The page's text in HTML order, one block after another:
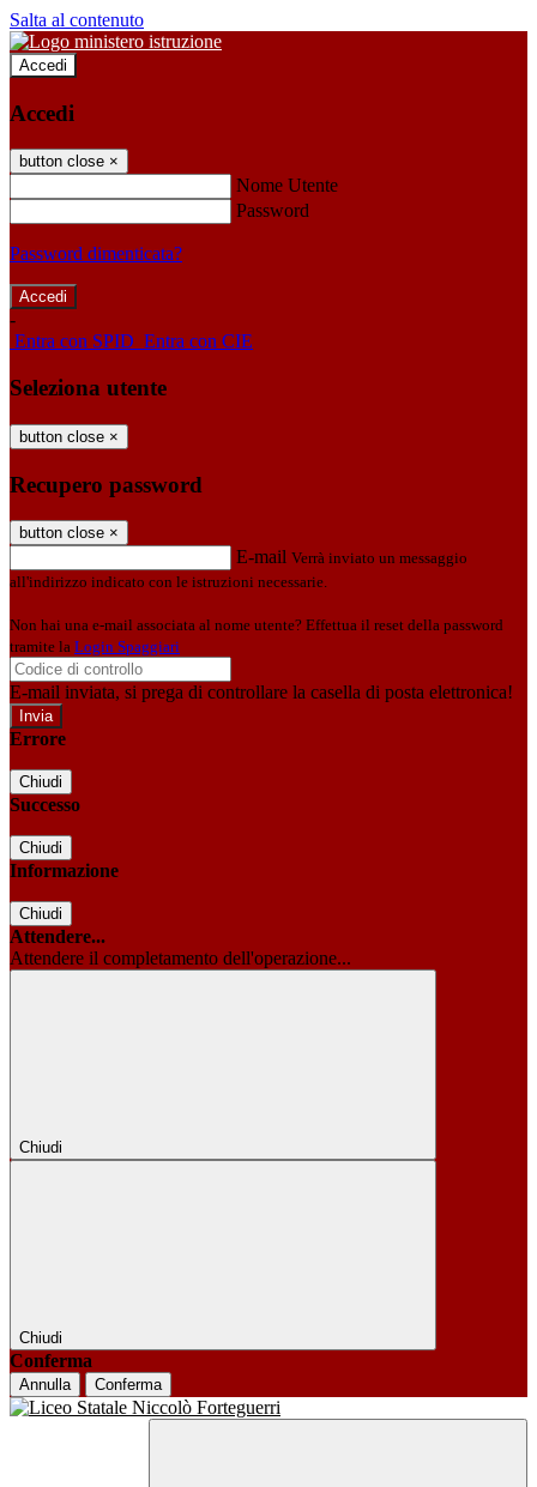
Salta al contenuto
Accedi
Accedi
button close ×
Nome Utente
Password
Password dimenticata?
-
Entra con SPID Entra con CIE
Seleziona utente
button close ×
Recupero password
button close ×
E-mail Verrà inviato un messaggio
all'indirizzo indicato con le istruzioni necessarie.
Non hai una e-mail associata al nome utente? Effettua il reset della password
tramite la Login Spaggiari
E-mail inviata, si prega di controllare la casella di posta elettronica!
Errore
Chiudi
Successo
Chiudi
Informazione
Chiudi
Attendere...
Attendere il completamento dell'operazione...
Chiudi
Chiudi
Conferma
Annulla Conferma